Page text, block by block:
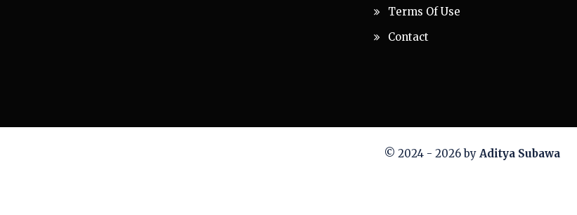
Terms Of Use
Contact
© 2024 - 2026 by Aditya Subawa